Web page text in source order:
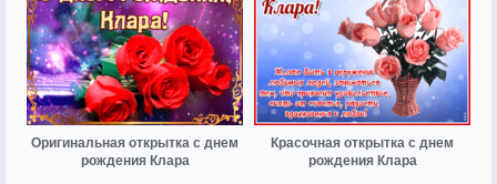
Оригинальная открытка с днем
рождения Клара
Красочная открытка с днем
рождения Клара